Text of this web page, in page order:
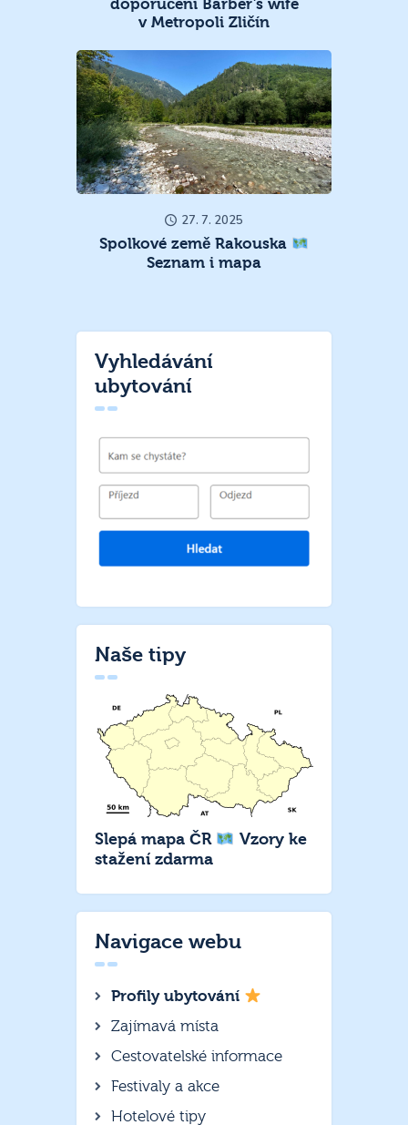
doporučení Barber’s wife
v Metropoli Zličín
27. 7. 2025
Spolkové země Rakouska
Seznam i mapa
Vyhledávání
ubytování
Naše tipy
Slepá mapa ČR
Vzory ke
stažení zdarma
Navigace webu
Profily ubytování
Zajímavá místa
Cestovatelské informace
Festivaly a akce
Hotelové tipy